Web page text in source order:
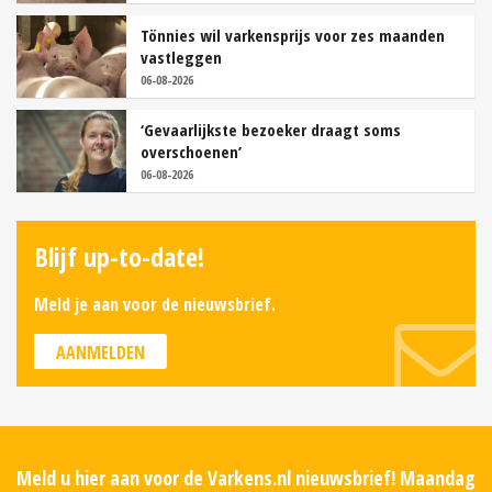
Tönnies wil varkensprijs voor zes maanden
vastleggen
06-08-2026
‘Gevaarlijkste bezoeker draagt soms
overschoenen’
06-08-2026
Blijf up-to-date!
Meld je aan voor de nieuwsbrief.
AANMELDEN
Meld u hier aan voor de Varkens.nl nieuwsbrief! Maandag